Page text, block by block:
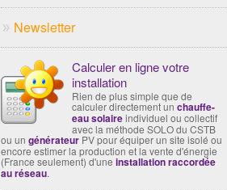
Newsletter
Calculer en ligne votre
installation
Rien de plus simple que de
calculer directement un chauffe-
eau solaireindividuel ou collectif
avec la méthode SOLO du CSTB
ou un générateur PV pour équiper un site isolé ou
encore estimer la production et la vente d'énergie
(France seulement) d'une installation raccordée
au réseau.